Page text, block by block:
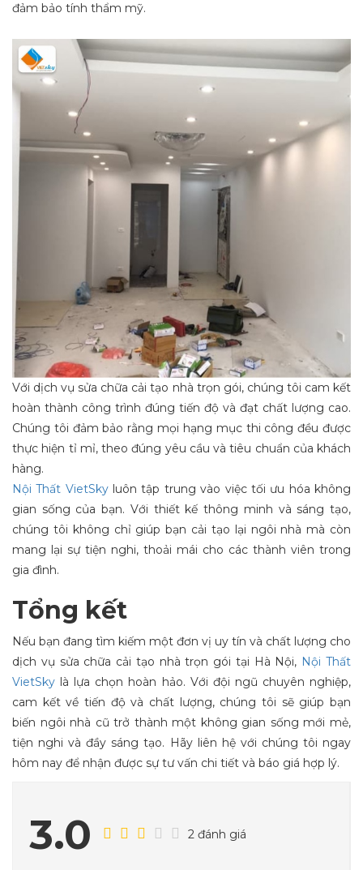
đảm bảo tính thẩm mỹ.
Với dịch vụ sửa chữa cải tạo nhà trọn gói, chúng tôi cam kết
hoàn thành công trình đúng tiến độ và đạt chất lượng cao.
Chúng tôi đảm bảo rằng mọi hạng mục thi công đều được
thực hiện tỉ mỉ, theo đúng yêu cầu và tiêu chuẩn của khách
hàng.
Nội Thất VietSkyluôn tập trung vào việc tối ưu hóa không
gian sống của bạn. Với thiết kế thông minh và sáng tạo,
chúng tôi không chỉ giúp bạn cải tạo lại ngôi nhà mà còn
mang lại sự tiện nghi, thoải mái cho các thành viên trong
gia đình.
Tổng kết
Nếu bạn đang tìm kiếm một đơn vị uy tín và chất lượng cho
dịch vụ sửa chữa cải tạo nhà trọn gói tại Hà Nội, Nội Thất
VietSky là lựa chọn hoàn hảo. Với đội ngũ chuyên nghiệp,
cam kết về tiến độ và chất lượng, chúng tôi sẽ giúp bạn
biến ngôi nhà cũ trở thành một không gian sống mới mẻ,
tiện nghi và đầy sáng tạo. Hãy liên hệ với chúng tôi ngay
hôm nay để nhận được sự tư vấn chi tiết và báo giá hợp lý.
3.0 2 đánh giá